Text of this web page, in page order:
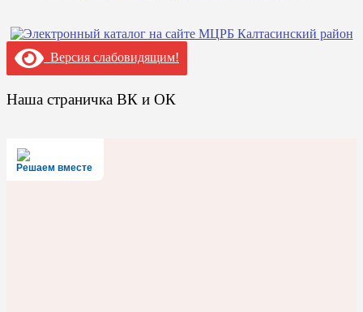
Версия слабовидящим!
Наша страничка ВК и ОК
Решаем вместе